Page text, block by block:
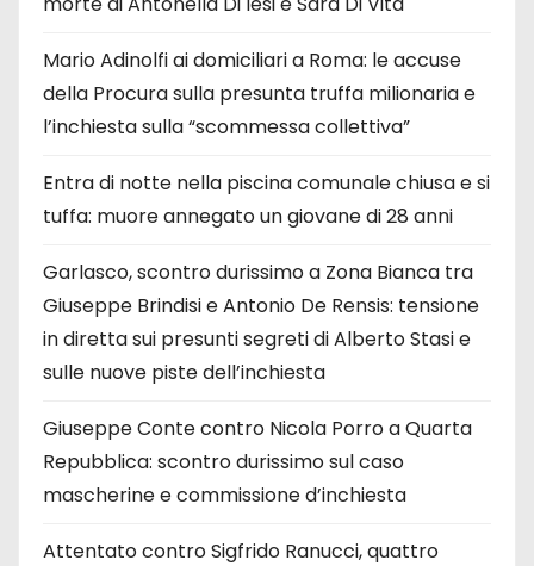
Mario Adinolfi ai domiciliari a Roma: le accuse
della Procura sulla presunta truffa milionaria e
l’inchiesta sulla “scommessa collettiva”
Entra di notte nella piscina comunale chiusa e si
tuffa: muore annegato un giovane di 28 anni
Garlasco, scontro durissimo a Zona Bianca tra
Giuseppe Brindisi e Antonio De Rensis: tensione
in diretta sui presunti segreti di Alberto Stasi e
sulle nuove piste dell’inchiesta
Giuseppe Conte contro Nicola Porro a Quarta
Repubblica: scontro durissimo sul caso
mascherine e commissione d’inchiesta
Attentato contro Sigfrido Ranucci, quattro